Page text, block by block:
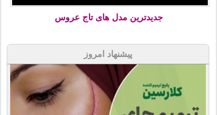
جدیدترین مدل های تاج عروس
پیشنهاد امروز